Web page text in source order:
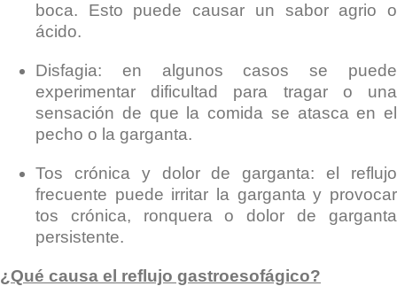
boca. Esto puede causar un sabor agrio o
ácido.
Disfagia: en algunos casos se puede
experimentar dificultad para tragar o una
sensación de que la comida se atasca en el
pecho o la garganta.
Tos crónica y dolor de garganta: el reflujo
frecuente puede irritar la garganta y provocar
tos crónica, ronquera o dolor de garganta
persistente.
¿Qué causa el reflujo gastroesofágico?